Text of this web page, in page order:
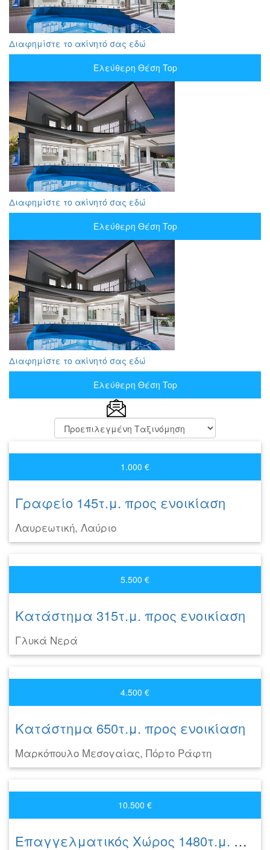
Διαφημίστε το ακίνητό σας εδώ
Ελεύθερη Θέση Top
Διαφημίστε το ακίνητό σας εδώ
Ελεύθερη Θέση Top
Διαφημίστε το ακίνητό σας εδώ
Ελεύθερη Θέση Top
1.000 €
Γραφείο 145τ.μ. προς ενοικίαση
Λαυρεωτική, Λαύριο
5.500 €
Κατάστημα 315τ.μ. προς ενοικίαση
Γλυκά Νερά
4.500 €
Κατάστημα 650τ.μ. προς ενοικίαση
Μαρκόπουλο Μεσογαίας, Πόρτο Ράφτη
10.500 €
Επαγγελματικός Χώρος 1480τ.μ. προς ενοικίαση